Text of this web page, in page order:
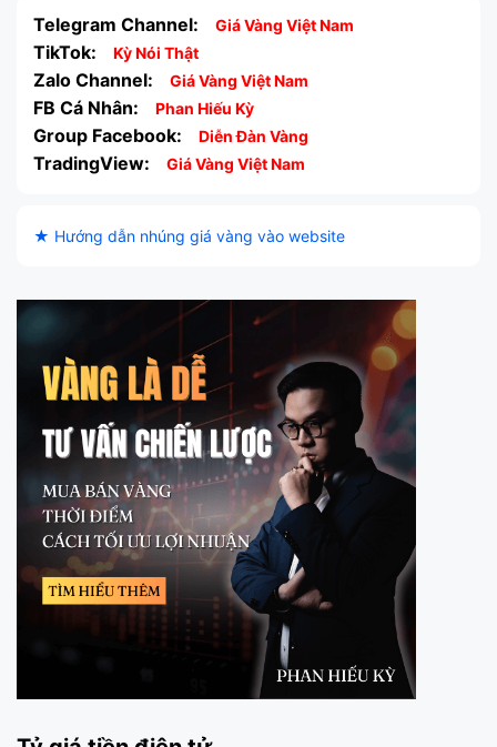
Telegram Channel: Giá Vàng Việt Nam
TikTok: Kỳ Nói Thật
Zalo Channel: Giá Vàng Việt Nam
FB Cá Nhân: Phan Hiếu Kỳ
Group Facebook: Diễn Đàn Vàng
TradingView: Giá Vàng Việt Nam
★ Hướng dẫn nhúng giá vàng vào website